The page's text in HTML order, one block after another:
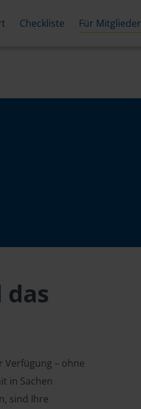
Checkliste Für Mitglieder
Verfügung – ohne
in Sachen
sind Ihre